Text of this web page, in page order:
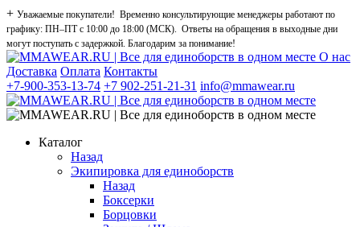
+ Уважаемые покупатели! Временно консультирующие менеджеры работают по
графику: ПН–ПТ с 10:00 до 18:00 (МСК). Ответы на обращения в выходные дни
могут поступать с задержкой. Благодарим за понимание!
О нас
Доставка Оплата Контакты
+7-900-353-13-74 +7 902-251-21-31 info@mmawear.ru
Каталог
Назад
Экипировка для единоборств
Назад
Боксерки
Борцовки